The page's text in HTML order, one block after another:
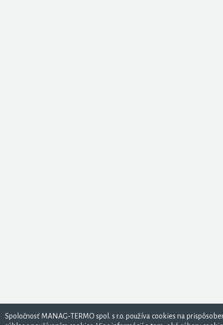
Spoločnosť MANAG-TERMO spol. s r.o. používa cookies na